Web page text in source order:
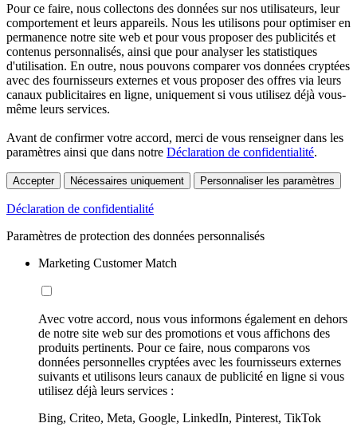
Pour ce faire, nous collectons des données sur nos utilisateurs, leur
comportement et leurs appareils. Nous les utilisons pour optimiser en
permanence notre site web et pour vous proposer des publicités et
contenus personnalisés, ainsi que pour analyser les statistiques
d'utilisation. En outre, nous pouvons comparer vos données cryptées
avec des fournisseurs externes et vous proposer des offres via leurs
canaux publicitaires en ligne, uniquement si vous utilisez déjà vous-
même leurs services.
Avant de confirmer votre accord, merci de vous renseigner dans les
paramètres ainsi que dans notre Déclaration de confidentialité.
Accepter Nécessaires uniquement Personnaliser les paramètres
Déclaration de confidentialité
Paramètres de protection des données personnalisés
Marketing Customer Match
Avec votre accord, nous vous informons également en dehors
de notre site web sur des promotions et vous affichons des
produits pertinents. Pour ce faire, nous comparons vos
données personnelles cryptées avec les fournisseurs externes
suivants et utilisons leurs canaux de publicité en ligne si vous
utilisez déjà leurs services :
Bing, Criteo, Meta, Google, LinkedIn, Pinterest, TikTok